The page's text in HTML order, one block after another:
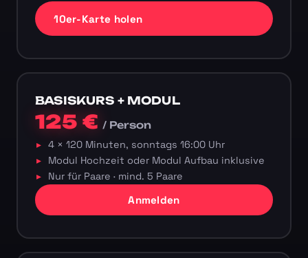
10er-Karte holen
BASISKURS + MODUL
125 €/ Person
4 × 120 Minuten, sonntags 16:00 Uhr
Modul Hochzeit oder Modul Aufbau inklusive
Nur für Paare · mind. 5 Paare
Anmelden